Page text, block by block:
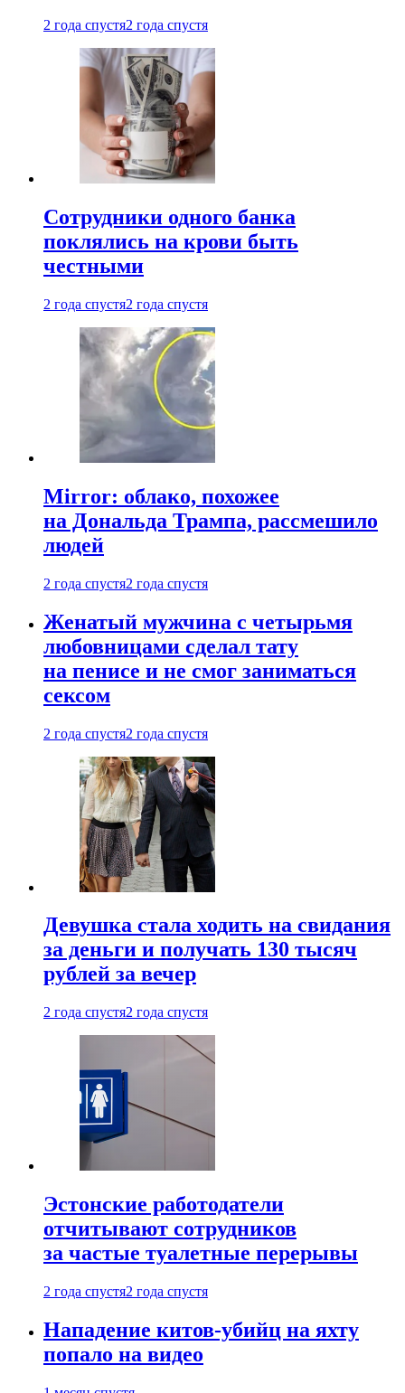
2 года спустя2 года спустя
Сотрудники одного банка
поклялись на крови быть
честными
2 года спустя2 года спустя
Mirror: облако, похожее
на Дональда Трампа, рассмешило
людей
2 года спустя2 года спустя
Женатый мужчина с четырьмя
любовницами сделал тату
на пенисе и не смог заниматься
сексом
2 года спустя2 года спустя
Девушка стала ходить на свидания
за деньги и получать 130 тысяч
рублей за вечер
2 года спустя2 года спустя
Эстонские работодатели
отчитывают сотрудников
за частые туалетные перерывы
2 года спустя2 года спустя
Нападение китов-убийц на яхту
попало на видео